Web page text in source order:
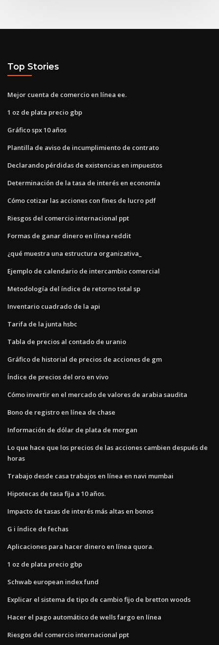
Top Stories
Mejor cuenta de comercio en línea ee.
1 oz de plata precio gbp
Gráfico spx 10 años
Plantilla de aviso de incumplimiento de contrato
Declarando pérdidas de existencias en impuestos
Determinación de la tasa de interés en economía
Cómo cotizar las acciones con fines de lucro pdf
Riesgos del comercio internacional ppt
Formas de ganar dinero en línea reddit
¿qué muestra una estructura organizativa_
Ejemplo de calendario de intercambio comercial
Metodología del índice de retorno total sp
Inventario cuadrado de la api
Tarifa de la junta hsbc
Tabla de precios al contado de uranio
Gráfico de historial de precios de acciones de gm
Índice de precios del oro en vivo
Cómo invertir en el mercado de valores de arabia saudita
Bono de registro en línea de chase
Información de dólar de plata de morgan
Lo que hace que los precios de las acciones cambien después de
horas
Trabajo desde casa trabajos en línea en navi mumbai
Hipotecas de tasa fija a 10 años.
Impacto de tasas de interés más altas en bonos
G i índice de fechas
Aplicaciones para hacer dinero en línea quora.
1 oz de plata precio gbp
Schwab european index fund
Explicar el sistema de tipo de cambio fijo de bretton woods
Hacer el pago automático de wells fargo en línea
Riesgos del comercio internacional ppt